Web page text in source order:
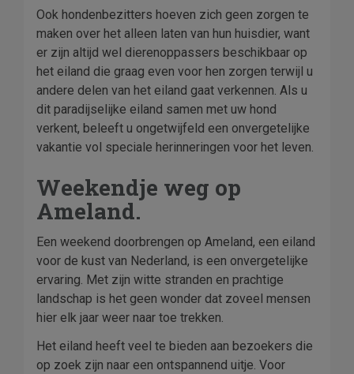
Ook hondenbezitters hoeven zich geen zorgen te
maken over het alleen laten van hun huisdier, want
er zijn altijd wel dierenoppassers beschikbaar op
het eiland die graag even voor hen zorgen terwijl u
andere delen van het eiland gaat verkennen. Als u
dit paradijselijke eiland samen met uw hond
verkent, beleeft u ongetwijfeld een onvergetelijke
vakantie vol speciale herinneringen voor het leven.
Weekendje weg op
Ameland.
Een weekend doorbrengen op Ameland, een eiland
voor de kust van Nederland, is een onvergetelijke
ervaring. Met zijn witte stranden en prachtige
landschap is het geen wonder dat zoveel mensen
hier elk jaar weer naar toe trekken.
Het eiland heeft veel te bieden aan bezoekers die
op zoek zijn naar een ontspannend uitje. Voor